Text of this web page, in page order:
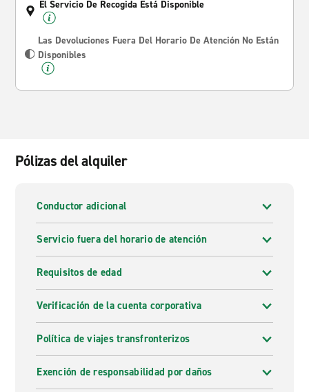
El Servicio De Recogida Está Disponible
Las Devoluciones Fuera Del Horario De Atención No Están
Disponibles
Pólizas del alquiler
Conductor adicional
Servicio fuera del horario de atención
Requisitos de edad
Verificación de la cuenta corporativa
Política de viajes transfronterizos
Exención de responsabilidad por daños